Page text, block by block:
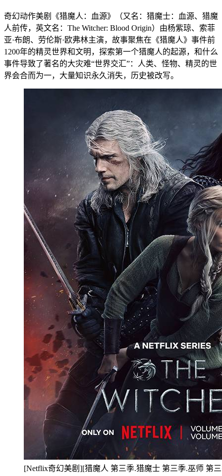
奇幻动作美剧《猎魔人：血源》（又名：猎魔士：血源、猎魔
人前传，英文名：The Witcher: Blood Origin）由杨紫琼、索菲
亚·布朗、劳伦斯·欧弗林主演，故事聚焦在《猎魔人》事件前
1200年的精灵世界和文明，探索第一个猎魔人的起源，和什么
事件导致了著名的大灾难“世界交汇”：人类、怪物、精灵的世
界会合而为一，大量知识永久消失，历史被改写。
[Netflix奇幻美剧][猎魔人 第三季.猎魔士 第三季.巫师 第三